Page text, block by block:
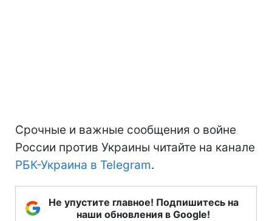
Срочные и важные сообщения о войне
России против Украины читайте на канале
РБК-Украина в Telegram.
Не упустите главное! Подпишитесь на
наши обновления в Google!